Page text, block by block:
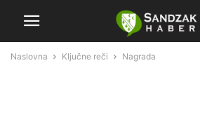
Naslovna Ključne reči Nagrada